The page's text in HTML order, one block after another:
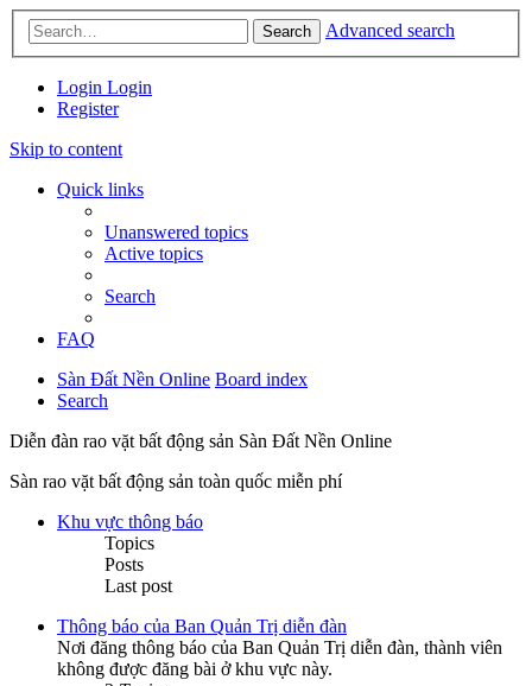
Search Advanced search
Login Login
Register
Skip to content
Quick links
Unanswered topics
Active topics
Search
FAQ
Sàn Đất Nền Online Board index
Search
Diễn đàn rao vặt bất động sản Sàn Đất Nền Online
Sàn rao vặt bất động sản toàn quốc miễn phí
Khu vực thông báo
Topics
Posts
Last post
Thông báo của Ban Quản Trị diễn đàn
Nơi đăng thông báo của Ban Quản Trị diễn đàn, thành viên
không được đăng bài ở khu vực này.